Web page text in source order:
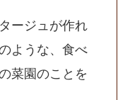
ージュが作れ
ような、食べ
菜園のことを